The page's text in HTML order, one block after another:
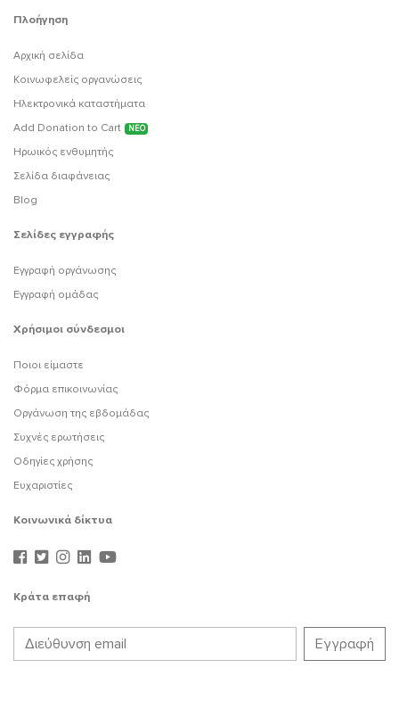
Πλοήγηση
Αρχική σελίδα
Κοινωφελείς οργανώσεις
Ηλεκτρονικά καταστήματα
Add Donation to Cart
ΝΕΟ
Ηρωικός ενθυμητής
Σελίδα διαφάνειας
Blog
Σελίδες εγγραφής
Εγγραφή οργάνωσης
Εγγραφή ομάδας
Χρήσιμοι σύνδεσμοι
Ποιοι είμαστε
Φόρμα επικοινωνίας
Οργάνωση της εβδομάδας
Συχνές ερωτήσεις
Οδηγίες χρήσης
Ευχαριστίες
Κοινωνικά δίκτυα
Κράτα επαφή